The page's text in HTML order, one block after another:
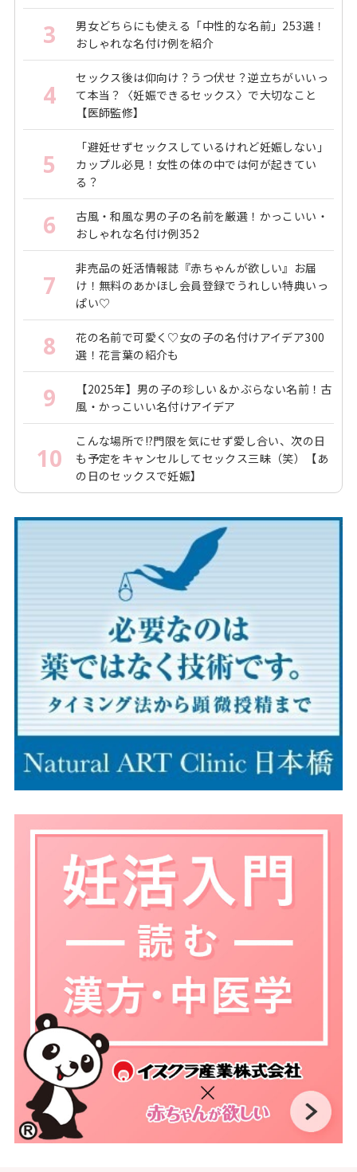
3
男女どちらにも使える「中性的な名前」253選！
おしゃれな名付け例を紹介
4
セックス後は仰向け？うつ伏せ？逆立ちがいいっ
て本当？〈妊娠できるセックス〉で大切なこと
【医師監修】
5
「避妊せずセックスしているけれど妊娠しない」
カップル必見！女性の体の中では何が起きてい
る？
6
古風・和風な男の子の名前を厳選！かっこいい・
おしゃれな名付け例352
7
非売品の妊活情報誌『赤ちゃんが欲しい』お届
け！無料のあかほし会員登録でうれしい特典いっ
ぱい♡
8
花の名前で可愛く♡女の子の名付けアイデア300
選！花言葉の紹介も
9
【2025年】男の子の珍しい＆かぶらない名前！古
風・かっこいい名付けアイデア
10
こんな場所で!?門限を気にせず愛し合い、次の日
も予定をキャンセルしてセックス三昧（笑）【あ
の日のセックスで妊娠】